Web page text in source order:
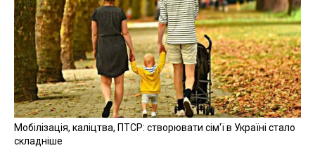
Мобілізація, каліцтва, ПТСР: створювати сім'ї в Україні стало
складніше